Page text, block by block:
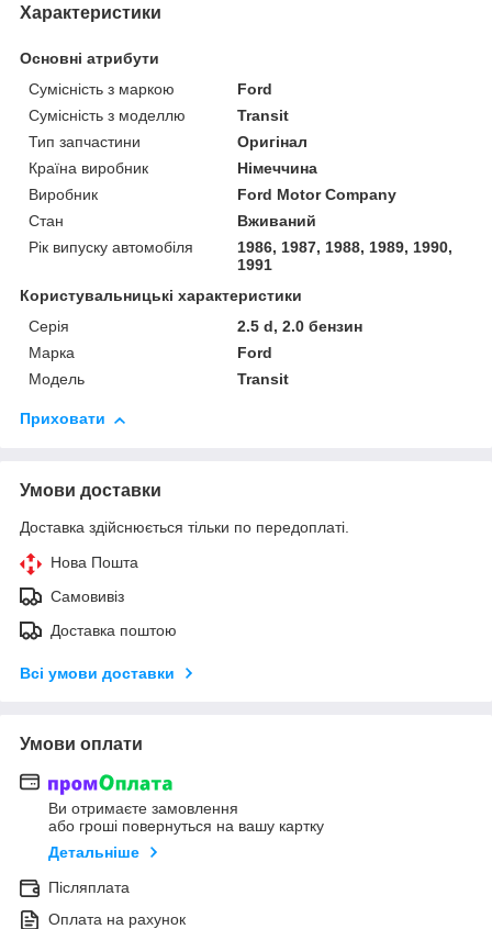
Характеристики
Основні атрибути
Сумісність з маркою
Ford
Сумісність з моделлю
Transit
Тип запчастини
Оригінал
Країна виробник
Німеччина
Виробник
Ford Motor Company
Стан
Вживаний
Рік випуску автомобіля
1986, 1987, 1988, 1989, 1990,
1991
Користувальницькі характеристики
Серія
2.5 d, 2.0 бензин
Марка
Ford
Модель
Transit
Приховати
Умови доставки
Доставка здійснюється тільки по передоплаті.
Нова Пошта
Самовивіз
Доставка поштою
Всі умови доставки
Умови оплати
Ви отримаєте замовлення
або гроші повернуться на вашу картку
Детальніше
Післяплата
Оплата на рахунок